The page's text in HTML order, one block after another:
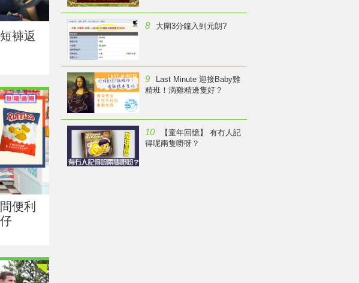
褲返
便利
8 大圍3分鐘入到元朗?
9
Last Minute 迎接Baby雞
精班！滴雞精邊隻好？
10
【童年回憶】 有冇人記
得呢兩隻嘢呀？